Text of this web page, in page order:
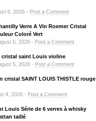
6, 2026 - Post a Comment
Verre A Vin Roemer Cristal
Coloré Vert
5, 2026 - Post a Comment
cristal saint Louis violine
5, 2026 - Post a Comment
cristal SAINT LOUIS THISTLE rouge
4, 2026 - Post a Comment
Louis Série de 6 verres à whisky
taillé